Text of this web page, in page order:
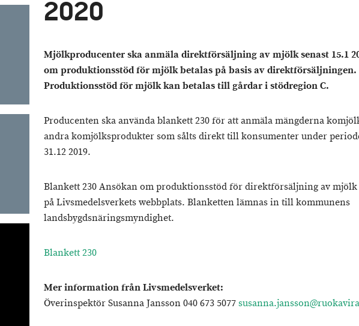
2020
Mjölkproducenter ska anmäla direktförsäljning av mjölk senast 15.1
om produktionsstöd för mjölk betalas på basis av direktförsäljningen.
Produktionsstöd för mjölk kan betalas till gårdar i stödregion C.
Producenten ska använda blankett 230 för att anmäla mängderna
andra komjölksprodukter som sålts direkt till konsumenter under
31.12 2019.
Blankett 230 Ansökan om produktionsstöd för direktförsäljning av
på Livsmedelsverkets webbplats. Blanketten lämnas in till kommunens
landsbygdsnäringsmyndighet.
Blankett 230
Mer information från Livsmedelsverket:
Överinspektör Susanna Jansson 040 673 5077